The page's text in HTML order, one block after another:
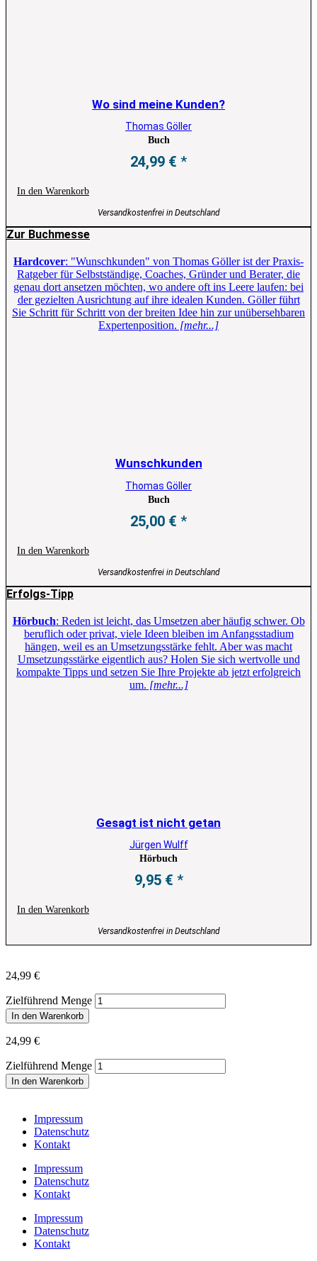
Wo sind meine Kunden?
Thomas Göller
Buch
24,99 €
In den Warenkorb
Versandkostenfrei in Deutschland
Zur Buchmesse
Hardcover: "Wunschkunden" von Thomas Göller ist der Praxis-
Ratgeber für Selbstständige, Coaches, Gründer und Berater, die
genau dort ansetzen möchten, wo andere oft ins Leere laufen: bei
der gezielten Ausrichtung auf ihre idealen Kunden. Göller führt
Sie Schritt für Schritt von der breiten Idee hin zur unübersehbaren
Expertenposition. [mehr...]
Wunschkunden
Thomas Göller
Buch
25,00 €
In den Warenkorb
Versandkostenfrei in Deutschland
Erfolgs-Tipp
Hörbuch: Reden ist leicht, das Umsetzen aber häufig schwer. Ob
beruflich oder privat, viele Ideen bleiben im Anfangsstadium
hängen, weil es an Umsetzungsstärke fehlt. Aber was macht
Umsetzungsstärke eigentlich aus? Holen Sie sich wertvolle und
kompakte Tipps und setzen Sie Ihre Projekte ab jetzt erfolgreich
um. [mehr...]
Gesagt ist nicht getan
Jürgen Wulff
Hörbuch
9,95 €
In den Warenkorb
Versandkostenfrei in Deutschland
24,99 €
Zielführend Menge
In den Warenkorb
24,99 €
Zielführend Menge
In den Warenkorb
Impressum
Datenschutz
Kontakt
Impressum
Datenschutz
Kontakt
Impressum
Datenschutz
Kontakt